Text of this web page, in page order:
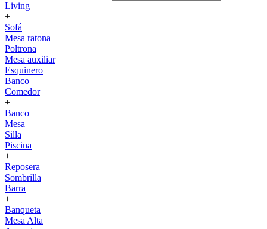
Living
+
Sofá
Mesa ratona
Poltrona
Mesa auxiliar
Esquinero
Banco
Comedor
+
Banco
Mesa
Silla
Piscina
+
Reposera
Sombrilla
Barra
+
Banqueta
Mesa Alta